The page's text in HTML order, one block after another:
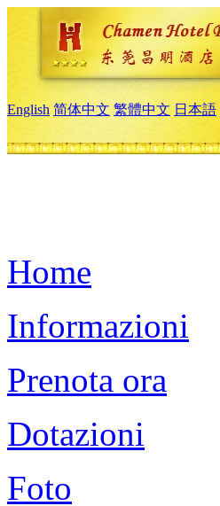
English 简体中文 繁體中文 日本語
Home
Informazioni
Prenota ora
Dotazioni
Foto